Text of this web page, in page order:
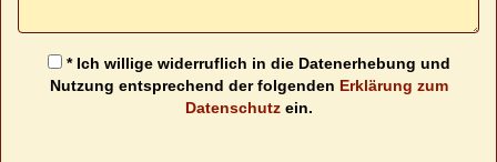
* Ich willige widerruflich in die Datenerhebung und
Nutzung entsprechend der folgenden Erklärung zum
Datenschutzein.